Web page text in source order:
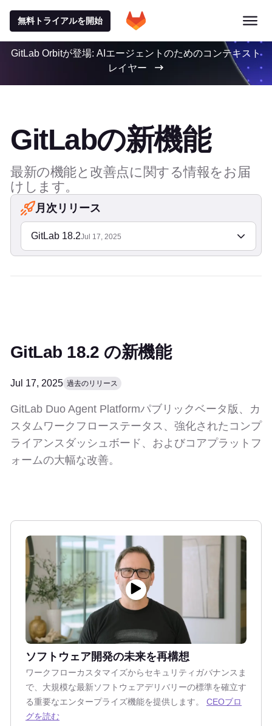
無料トライアルを開始
GitLab Orbitが登場: AIエージェントのためのコンテキスト
レイヤー
GitLabの新機能
最新の機能と改善点に関する情報をお届
けします。
月次リリース
GitLab 18.2Jul 17, 2025
GitLab 18.2 の新機能
Jul 17, 2025 過去のリリース
GitLab Duo Agent Platformパブリックベータ版、カ
スタムワークフローステータス、強化されたコンプ
ライアンスダッシュボード、およびコアプラットフ
ォームの大幅な改善。
ソフトウェア開発の未来を再構想
ワークフローカスタマイズからセキュリティガバナンスま
で、大規模な最新ソフトウェアデリバリーの標準を確立す
る重要なエンタープライズ機能を提供します。
CEOブロ
グを読む